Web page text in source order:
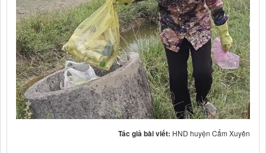
Tác giả bài viết: HND huyện Cẩm Xuyên